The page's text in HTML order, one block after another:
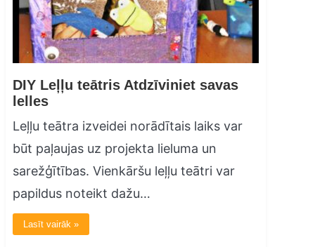
DIY Leļļu teātris Atdzīviniet savas
lelles
Leļļu teātra izveidei norādītais laiks var
būt paļaujas uz projekta lieluma un
sarežģītības. Vienkāršu leļļu teātri var
papildus noteikt dažu…
Lasīt vairāk »